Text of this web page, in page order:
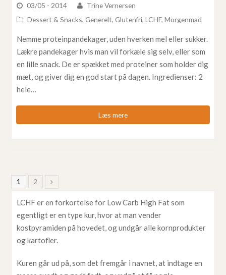
03/05 - 2014
Trine Vernersen
Dessert & Snacks,Generelt,Glutenfri,LCHF,Morgenmad
Nemme proteinpandekager, uden hverken mel eller sukker.
Lækre pandekager hvis man vil forkæle sig selv, eller som
en lille snack. De er spækket med proteiner som holder dig
mæt, og giver dig en god start på dagen. Ingredienser: 2
hele…
Læs mere
1 2
LCHF er en forkortelse for Low Carb High Fat som
egentligt er en type kur, hvor at man vender
kostpyramiden på hovedet, og undgår alle kornprodukter
og kartofler.
Kuren går ud på, som det fremgår i navnet, at indtage en